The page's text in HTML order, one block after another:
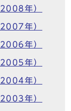
年）
年）
年）
年）
年）
年）